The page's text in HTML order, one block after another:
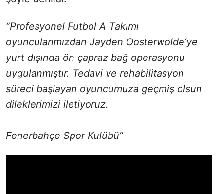
“Profesyonel Futbol A Takımı
oyuncularımızdan Jayden Oosterwolde’ye
yurt dışında ön çapraz bağ operasyonu
uygulanmıştır. Tedavi ve rehabilitasyon
süreci başlayan oyuncumuza geçmiş olsun
dileklerimizi iletiyoruz.
Fenerbahçe Spor Kulübü”